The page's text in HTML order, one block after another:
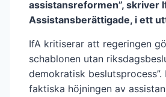
assistansreformen”, skriver
Assistansberättigade, i ett
IfA kritiserar att regeringen
schablonen utan
demokratisk
faktiska höjningen av